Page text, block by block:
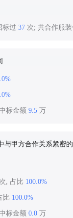
标过 37 次; 共合作服
标金额 9.5 万
与甲方合作关系紧密的
次, 占比 100.0%
比 100.0%
标金额 0.0 万